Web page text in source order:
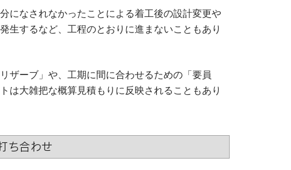
になされなかったことによる着工後の設計変更や
生するなど、工程のとおりに進まないこともあり
ザーブ」や、工期に間に合わせるための「要員
は大雑把な概算見積もりに反映されることもあり
ち合わせ